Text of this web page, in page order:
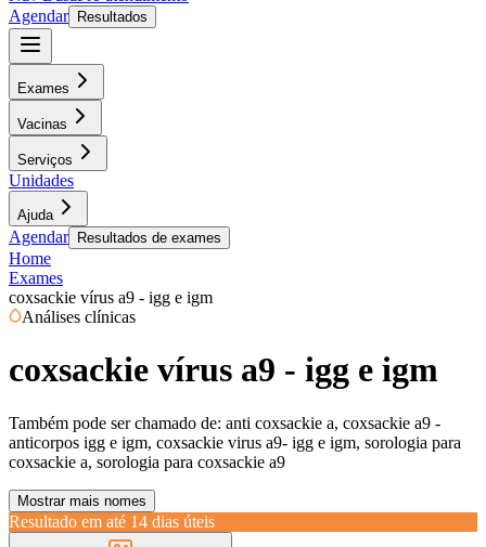
Agendar
Resultados
Exames
Vacinas
Serviços
Unidades
Ajuda
Agendar Resultados de exames
Home
Exames
coxsackie vírus a9 - igg e igm
Análises clínicas
coxsackie vírus a9 - igg e igm
Também pode ser chamado de: anti coxsackie a, coxsackie a9 -
anticorpos igg e igm, coxsackie virus a9- igg e igm, sorologia para
coxsackie a, sorologia para coxsackie a9
Mostrar mais nomes
Resultado em até 14 dias úteis